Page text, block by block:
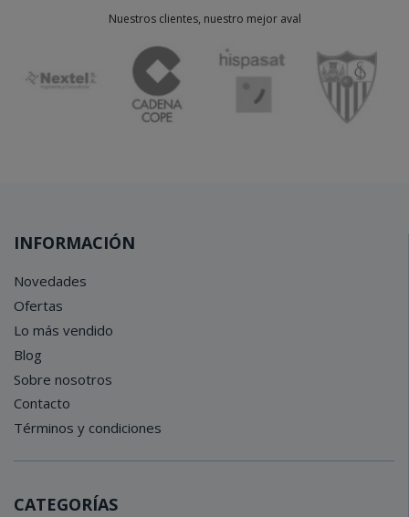
Nuestros clientes, nuestro mejor aval
INFORMACIÓN
Novedades
Ofertas
Lo más vendido
Blog
Sobre nosotros
Contacto
Términos y condiciones
CATEGORÍAS